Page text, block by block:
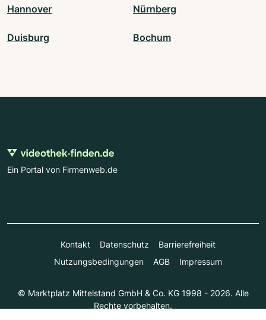
Hannover Nürnberg
Duisburg Bochum
Ein Portal von Firmenweb.de
Kontakt Datenschutz
Barrierefreiheit
Nutzungsbedingungen
AGB Impressum
© Marktplatz Mittelstand GmbH & Co. KG 1998 - 2026. Alle
Rechte vorbehalten.